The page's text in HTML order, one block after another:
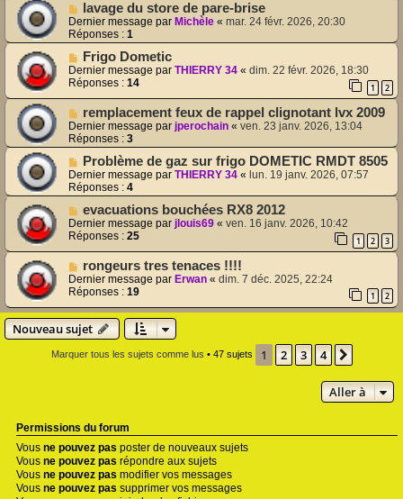
lavage du store de pare-brise
Dernier message par Michèle « mar. 24 févr. 2026, 20:30
Réponses : 1
Frigo Dometic
Dernier message par THIERRY 34 « dim. 22 févr. 2026, 18:30
Réponses : 14 1 2
remplacement feux de rappel clignotant lvx 2009
Dernier message par jperochain « ven. 23 janv. 2026, 13:04
Réponses : 3
Problème de gaz sur frigo DOMETIC RMDT 8505
Dernier message par THIERRY 34 « lun. 19 janv. 2026, 07:57
Réponses : 4
evacuations bouchées RX8 2012
Dernier message par jlouis69 « ven. 16 janv. 2026, 10:42
Réponses : 25 1 2 3
rongeurs tres tenaces !!!!
Dernier message par Erwan « dim. 7 déc. 2025, 22:24
Réponses : 19 1 2
Nouveau sujet
Marquer tous les sujets comme lus • 47 sujets 1 2 3 4
Aller à
Permissions du forum
Vous ne pouvez pas poster de nouveaux sujets
Vous ne pouvez pas répondre aux sujets
Vous ne pouvez pas modifier vos messages
Vous ne pouvez pas supprimer vos messages